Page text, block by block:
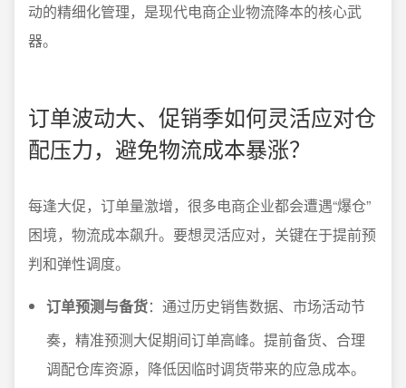
动的精细化管理，是现代电商企业物流降本的核心武
器。
订单波动大、促销季如何灵活应对仓
配压力，避免物流成本暴涨？
每逢大促，订单量激增，很多电商企业都会遭遇“爆仓”
困境，物流成本飙升。要想灵活应对，关键在于提前预
判和弹性调度。
订单预测与备货：通过历史销售数据、市场活动节
奏，精准预测大促期间订单高峰。提前备货、合理
调配仓库资源，降低因临时调货带来的应急成本。